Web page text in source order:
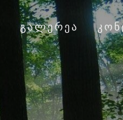
ᲒᲐᲚᲔᲠᲔᲐ